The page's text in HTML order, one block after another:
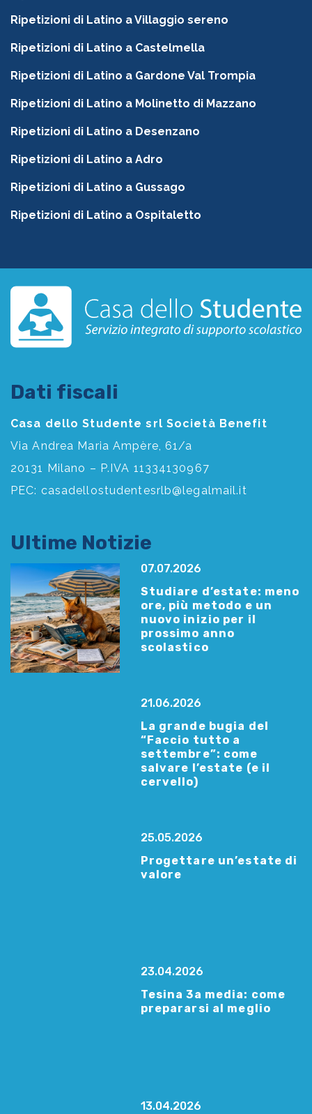
Ripetizioni di Latino a Villaggio sereno
Ripetizioni di Latino a Castelmella
Ripetizioni di Latino a Gardone Val Trompia
Ripetizioni di Latino a Molinetto di Mazzano
Ripetizioni di Latino a Desenzano
Ripetizioni di Latino a Adro
Ripetizioni di Latino a Gussago
Ripetizioni di Latino a Ospitaletto
Dati fiscali
Casa dello Studente srl Società Benefit
Via Andrea Maria Ampère, 61/a
20131 Milano – P.IVA 11334130967
PEC: casadellostudentesrlb@legalmail.it
Ultime Notizie
07.07.2026
Studiare d’estate: meno
ore, più metodo e un
nuovo inizio per il
prossimo anno
scolastico
21.06.2026
La grande bugia del
“Faccio tutto a
settembre”: come
salvare l’estate (e il
cervello)
25.05.2026
Progettare un’estate di
valore
23.04.2026
Tesina 3a media: come
prepararsi al meglio
13.04.2026